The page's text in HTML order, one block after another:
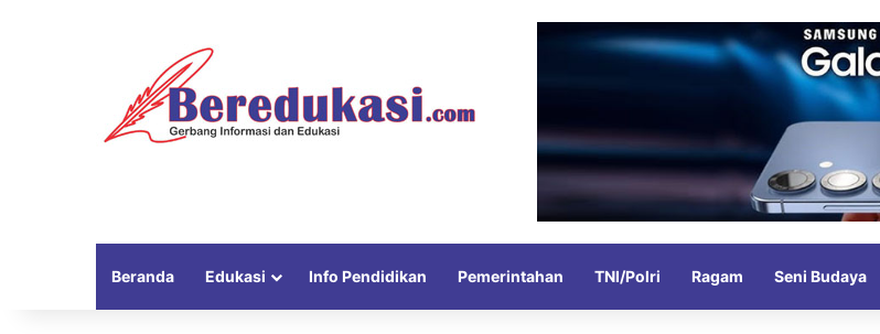
Beranda Edukasi Info Pendidikan Pemerintahan TNI/Polri Ragam Seni Budaya